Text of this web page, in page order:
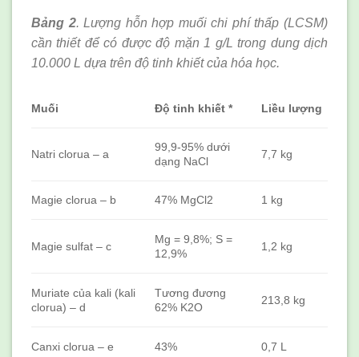
Bảng 2. Lượng hỗn hợp muối chi phí thấp (LCSM)
cần thiết để có được độ mặn 1 g/L trong dung dịch
10.000 L dựa trên độ tinh khiết của hóa học.
Muối Độ tinh khiết * Liều lượng
Natri clorua – a
99,9-95% dưới
dạng NaCl
7,7 kg
Magie clorua – b 47% MgCl2 1 kg
Magie sulfat – c
Mg = 9,8%; S =
12,9%
1,2 kg
Muriate của kali (kali
clorua) – d
Tương đương
62% K2O
213,8 kg
Canxi clorua – e 43% 0,7 L